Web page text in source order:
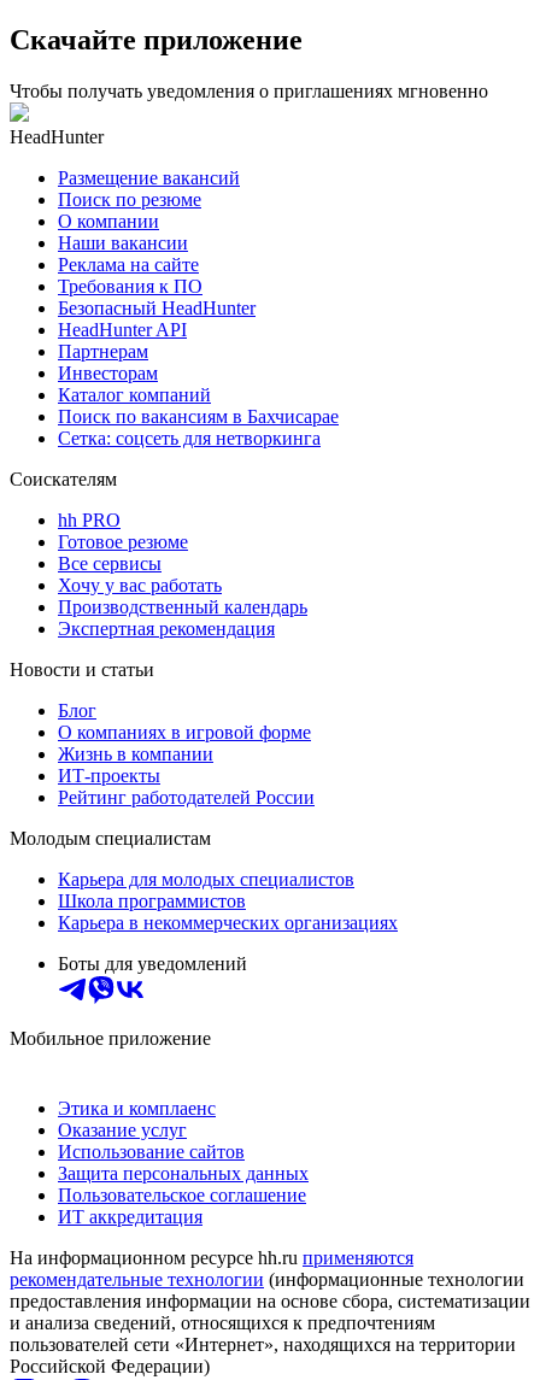
Скачайте приложение
Чтобы получать уведомления о приглашениях мгновенно
HeadHunter
Размещение вакансий
Поиск по резюме
О компании
Наши вакансии
Реклама на сайте
Требования к ПО
Безопасный HeadHunter
HeadHunter API
Партнерам
Инвесторам
Каталог компаний
Поиск по вакансиям в Бахчисарае
Сетка: соцсеть для нетворкинга
Соискателям
hh PRO
Готовое резюме
Все сервисы
Хочу у вас работать
Производственный календарь
Экспертная рекомендация
Новости и статьи
Блог
О компаниях в игровой форме
Жизнь в компании
ИТ-проекты
Рейтинг работодателей России
Молодым специалистам
Карьера для молодых специалистов
Школа программистов
Карьера в некоммерческих организациях
Боты для уведомлений
Мобильное приложение
Этика и комплаенс
Оказание услуг
Использование сайтов
Защита персональных данных
Пользовательское соглашение
ИТ аккредитация
На информационном ресурсе hh.ru применяются
рекомендательные технологии (информационные технологии
предоставления информации на основе сбора, систематизации
и анализа сведений, относящихся к предпочтениям
пользователей сети «Интернет», находящихся на территории
Российской Федерации)